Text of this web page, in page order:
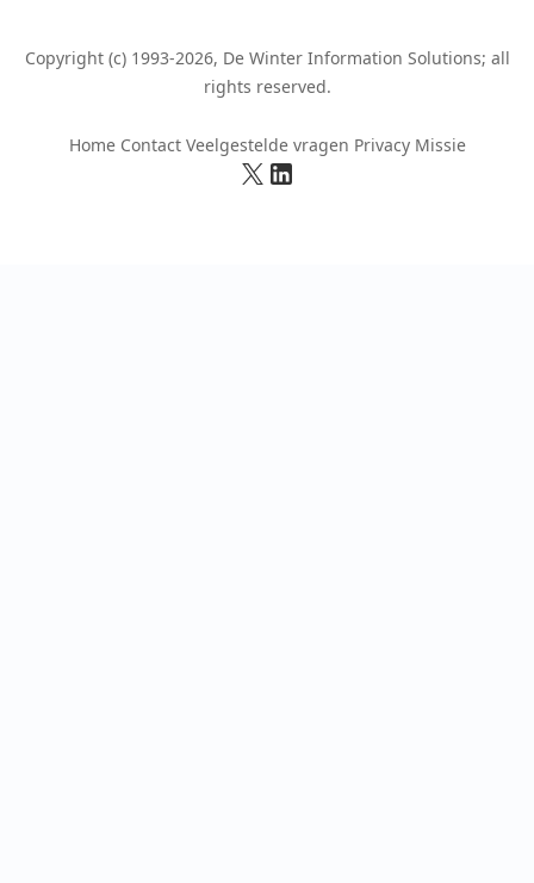
Copyright (c) 1993-2026, De Winter Information Solutions; all
rights reserved.
Home Contact Veelgestelde vragen Privacy Missie